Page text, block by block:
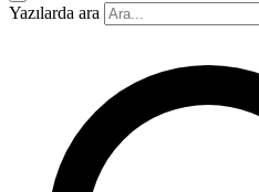
Yazılarda ara